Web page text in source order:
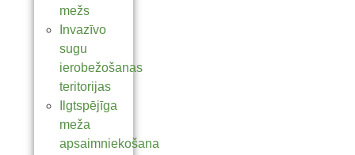
mežs
Invazīvo
sugu
ierobežošanas
teritorijas
Ilgtspējīga
meža
apsaimniekošana